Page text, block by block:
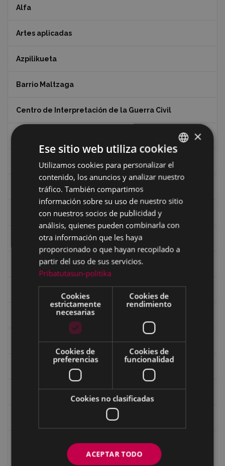
Alfa
Artes aplicadas
Azpilikueta
Barrio Maltzaga
Centro de Interpretación de la Guerra Civil
Ciclismo "A rueda"
Dibujos de Julen Zabaleta
Eibar desde el aire
Eibartarren ahotan
Ermitas
Fondo Bolumburu
Fondo Carlos Narbaiza
Guerra
Iglesia de Azitain
Ignacio Zuloaga (1870-2020)
Ignacio Zuloaga, cuadros del autor en las tiendas de
BASQUE
SPANISH
×
Ese sitio web utiliza cookies
Utilizamos cookies para personalizar el
contenido, los anuncios y analizar nuestro
tráfico. También compartimos
información sobre su uso de nuestro sitio
con nuestros socios de publicidad y
análisis, quienes pueden combinarla con
otra información que les haya
proporcionado o que hayan recopilado a
partir del uso de sus servicios.
Pribatutasun-politika
Cookies
estrictamente
necesarias
Cookies de
rendimiento
Cookies de
preferencias
Cookies de
funcionalidad
Cookies no clasificadas
ACEPTAR TODO